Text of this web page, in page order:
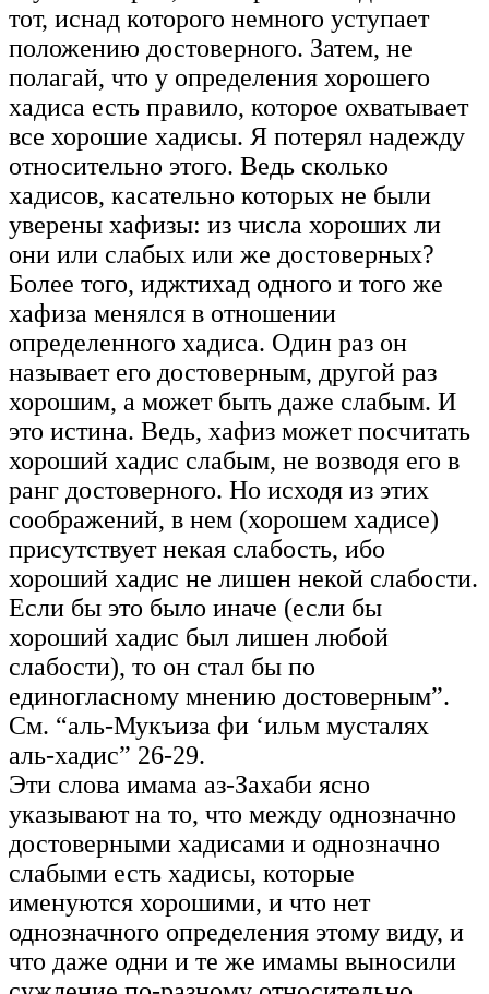
тот, иснад которого немного уступает
положению достоверного. Затем, не
полагай, что у определения хорошего
хадиса есть правило, которое охватывает
все хорошие хадисы. Я потерял надежду
относительно этого. Ведь сколько
хадисов, касательно которых не были
уверены хафизы: из числа хороших ли
они или слабых или же достоверных?
Более того, иджтихад одного и того же
хафиза менялся в отношении
определенного хадиса. Один раз он
называет его достоверным, другой раз
хорошим, а может быть даже слабым. И
это истина. Ведь, хафиз может посчитать
хороший хадис слабым, не возводя его в
ранг достоверного. Но исходя из этих
соображений, в нем (хорошем хадисе)
присутствует некая слабость, ибо
хороший хадис не лишен некой слабости.
Если бы это было иначе (если бы
хороший хадис был лишен любой
слабости), то он стал бы по
единогласному мнению достоверным”.
См. “аль-Мукъиза фи ‘ильм мусталях
аль-хадис” 26-29.
Эти слова имама аз-Захаби ясно
указывают на то, что между однозначно
достоверными хадисами и однозначно
слабыми есть хадисы, которые
именуются хорошими, и что нет
однозначного определения этому виду, и
что даже одни и те же имамы выносили